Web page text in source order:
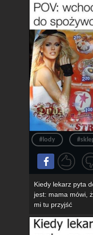
#lody
Kiedy lekarz pyta
jest: mama mówi,
mi tu przyjść